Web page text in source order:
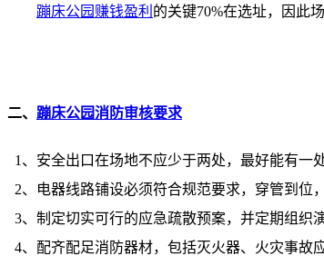
蹦床公园赚钱盈利 的关键70%在选址，因此
二、 蹦床公园消防审核要求
1、安全出口在场地不应少于两处，最好能有一
2、电器线路铺设必须符合规范要求，穿管到位
3、制定切实可行的应急疏散预案，并定期组织
4、配齐配足消防器材，包括灭火器、火灾事故